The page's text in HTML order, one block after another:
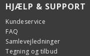
HJÆLP & SUPPORT
Kundeservice
FAQ
Samlevejledninger
Tegning og tilbud